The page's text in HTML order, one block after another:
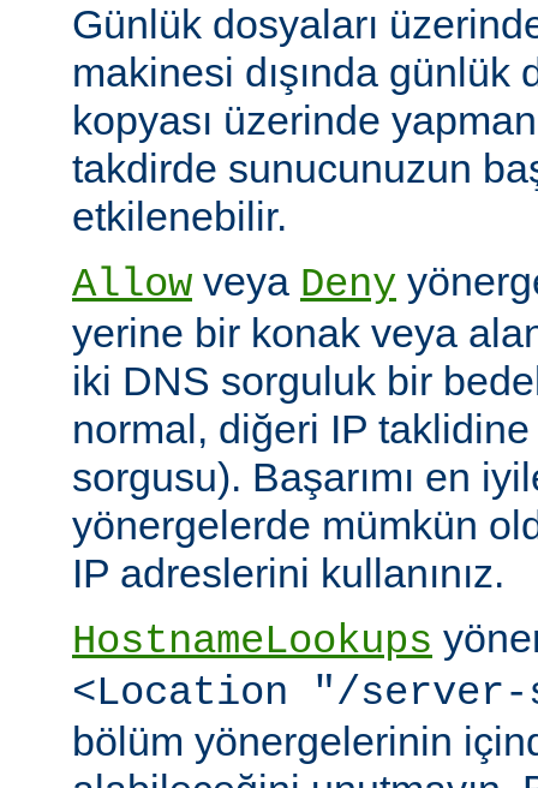
Günlük dosyaları
makinesi dışında günlük
kopyası üzerinde
takdirde sunucunuzun
etkilenebilir.
Allow veya Deny
yerine bir konak veya
iki DNS sorguluk bir
normal, diğeri IP taklidine
sorgusu). Başarımı en
yönergelerde mümkün
IP adreslerini kullanınız.
HostnameLookups
<Location "/
bölüm yönergelerinin